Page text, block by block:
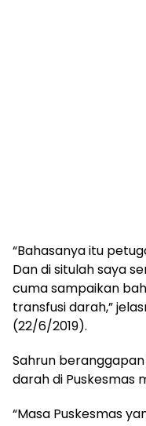
“Bahasanya itu
Dan di situlah saya
cuma sampaikan
transfusi darah,”
(22/6/2019).
Sahrun
darah di Puskesmas
“Masa Puskesmas